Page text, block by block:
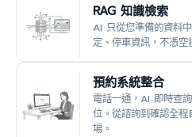
RAG 知識檢索
AI 只從您準備的資料
定、停車資訊，不憑空
預約系統整合
電話一通，AI 即時查
位。從諮詢到確認全
場。